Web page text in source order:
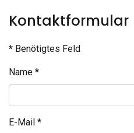
Kontaktformular
* Benötigtes Feld
Name *
E-Mail *